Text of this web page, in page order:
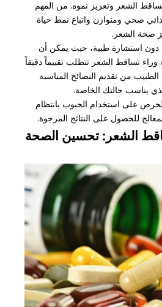
الشعر وتعزيز نموه. من المهم
صحي ومتوازن واتباع نمط حياة
صحة الشعر.
استشارة طبية، حيث يمكن أن
تساقط الشعر تتطلب تقييماً دقيقاً
من تقديم النصائح المناسبة
يناسب حالتك الخاصة.
على استخدام الحبوب بانتظام
للحصول على النتائج المرجوة.
الشعر: تحسين الصحة